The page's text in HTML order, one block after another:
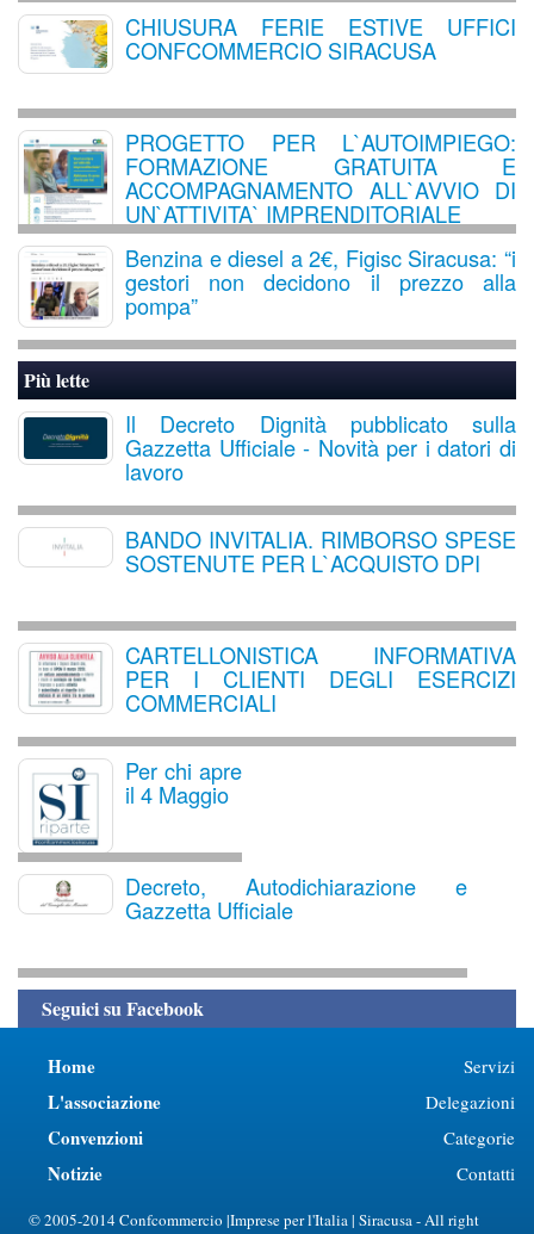
CHIUSURA FERIE ESTIVE UFFICI
CONFCOMMERCIO SIRACUSA
PROGETTO PER L`AUTOIMPIEGO:
FORMAZIONE GRATUITA E
ACCOMPAGNAMENTO ALL`AVVIO DI
UN`ATTIVITA` IMPRENDITORIALE
Benzina e diesel a 2€, Figisc Siracusa: “i
gestori non decidono il prezzo alla
pompa”
Più lette
Il Decreto Dignità pubblicato sulla
Gazzetta Ufficiale - Novità per i datori di
lavoro
BANDO INVITALIA. RIMBORSO SPESE
SOSTENUTE PER L`ACQUISTO DPI
CARTELLONISTICA INFORMATIVA
PER I CLIENTI DEGLI ESERCIZI
COMMERCIALI
Per chi apre
il 4 Maggio
Decreto, Autodichiarazione e
Gazzetta Ufficiale
Seguici su Facebook
Home
L'associazione
Convenzioni
Notizie
Servizi
Delegazioni
Categorie
Contatti
© 2005-2014 Confcommercio |Imprese per l'Italia | Siracusa - All right